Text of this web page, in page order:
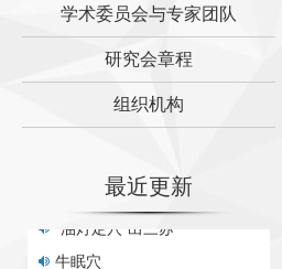
学术委员会与专家团队
研究会章程
组织机构
最近更新
赖布衣风水故事之福人居福
晋商大院有怎样的风水布局
唐朝泓治大师福地传奇
诸葛亮墓地传说与风水之迷
“油灯定穴”出三苏
牛眠穴
流传在民间的风水故事